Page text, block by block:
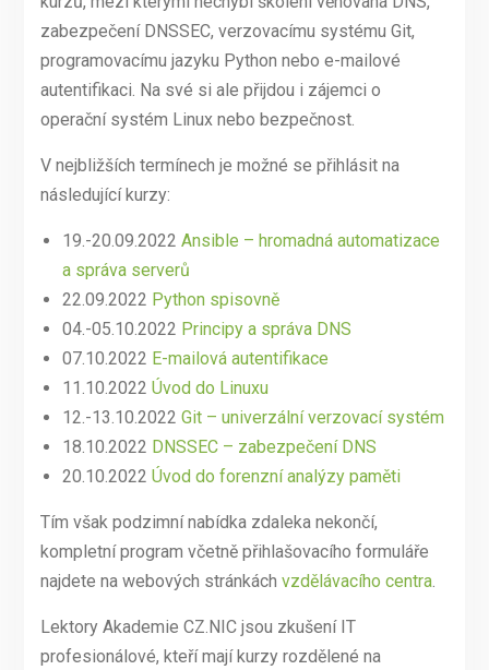
zabezpečení DNSSEC, verzovacímu systému Git,
programovacímu jazyku Python nebo e-mailové
autentifikaci. Na své si ale přijdou i zájemci o
operační systém Linux nebo bezpečnost.
V nejbližších termínech je možné se přihlásit na
následující kurzy:
19.-20.09.2022 Ansible – hromadná automatizace
a správa serverů
22.09.2022 Python spisovně
04.-05.10.2022 Principy a správa DNS
07.10.2022 E-mailová autentifikace
11.10.2022 Úvod do Linuxu
12.-13.10.2022 Git – univerzální verzovací systém
18.10.2022 DNSSEC – zabezpečení DNS
20.10.2022 Úvod do forenzní analýzy paměti
Tím však podzimní nabídka zdaleka nekončí,
kompletní program včetně přihlašovacího formuláře
najdete na webových stránkách vzdělávacího centra.
Lektory Akademie CZ.NIC jsou zkušení IT
profesionálové, kteří mají kurzy rozdělené na